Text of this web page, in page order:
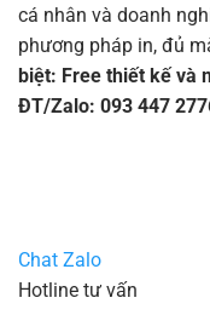
cá nhân và doanh
phương pháp in, đủ
biệt: Free thiết kế và
ĐT/Zalo: 093 447
Chat Zalo
Hotline tư vấn